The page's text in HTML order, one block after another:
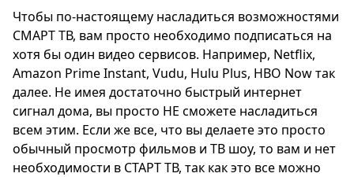
Чтобы по-настоящему насладиться возможностями
СМАРТ ТВ, вам просто необходимо подписаться на
хотя бы один видео сервисов. Например, Netflix,
Amazon Prime Instant, Vudu, Hulu Plus, HBO Now так
далее. Не имея достаточно быстрый интернет
сигнал дома, вы просто НЕ сможете насладиться
всем этим. Если же все, что вы делаете это просто
обычный просмотр фильмов и ТВ шоу, то вам и нет
необходимости в СТАРТ ТВ, так как это все можно